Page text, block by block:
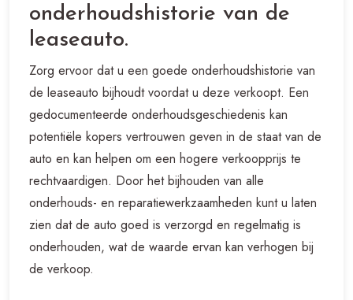
onderhoudshistorie van de
leaseauto.
Zorg ervoor dat u een goede onderhoudshistorie van
de leaseauto bijhoudt voordat u deze verkoopt. Een
gedocumenteerde onderhoudsgeschiedenis kan
potentiële kopers vertrouwen geven in de staat van de
auto en kan helpen om een hogere verkoopprijs te
rechtvaardigen. Door het bijhouden van alle
onderhouds- en reparatiewerkzaamheden kunt u laten
zien dat de auto goed is verzorgd en regelmatig is
onderhouden, wat de waarde ervan kan verhogen bij
de verkoop.